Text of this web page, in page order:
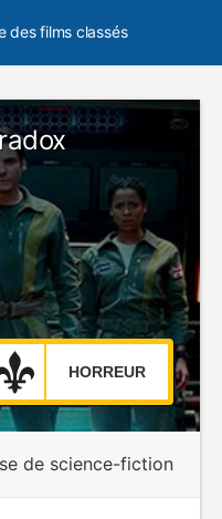
des films classés
HORREUR
de science-fiction